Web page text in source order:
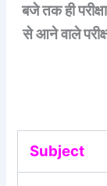
बजे तक ही
से आने वाले
Subject